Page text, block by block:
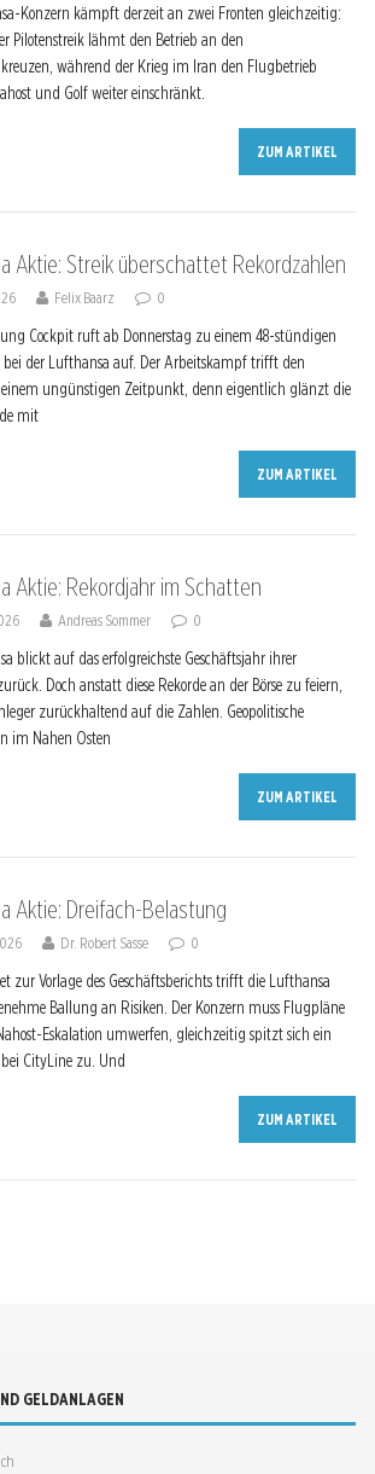
Konzern kämpft derzeit an zwei Fronten gleichzeitig:
Pilotenstreik lähmt den Betrieb an den
während der Krieg im Iran den Flugbetrieb
und Golf weiter einschränkt.
ZUM ARTIKEL
Aktie: Streik überschattet Rekordzahlen
Felix Baarz 0
Cockpit ruft ab Donnerstag zu einem 48-stündigen
bei der Lufthansa auf. Der Arbeitskampf trifft den
einem ungünstigen Zeitpunkt, denn eigentlich glänzt die
mit
ZUM ARTIKEL
Aktie: Rekordjahr im Schatten
Andreas Sommer 0
blickt auf das erfolgreichste Geschäftsjahr ihrer
Doch anstatt diese Rekorde an der Börse zu feiern,
zurückhaltend auf die Zahlen. Geopolitische
im Nahen Osten
ZUM ARTIKEL
Aktie: Dreifach-Belastung
Dr. Robert Sasse 0
zur Vorlage des Geschäftsberichts trifft die Lufthansa
Ballung an Risiken. Der Konzern muss Flugpläne
Eskalation umwerfen, gleichzeitig spitzt sich ein
CityLine zu. Und
ZUM ARTIKEL
GELDANLAGEN